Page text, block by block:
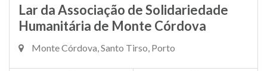
Lar da Associação de Solidariedade
Humanitária de Monte Córdova
Monte Córdova, Santo Tirso, Porto